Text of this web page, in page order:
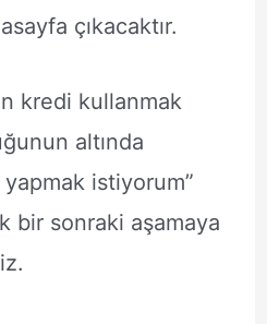
çıkacaktır.
kredi kullanmak
altında
istiyorum”
bir sonraki aşamaya